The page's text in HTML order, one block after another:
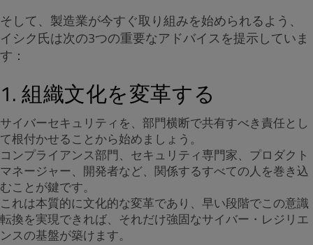
そして、製造業が今すぐ取り組みを始められるよう、
イシク氏は次の3つの重要なアドバイスを提示していま
す：
1. 組織文化を変革する
サイバーセキュリティを、部門横断で共有すべき責任とし
て根付かせることから始めましょう。
コンプライアンス部門、セキュリティ専門家、プロダクト
マネージャー、開発者など、関係するすべての人を巻き込
むことが鍵です。
これは本質的に文化的な変革であり、早い段階でこの意識
転換を実現できれば、それだけ強固なサイバー・レジリエ
ンスの基盤が築けます。